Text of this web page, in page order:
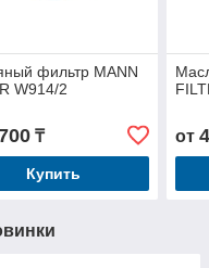
фильтр MANN
W914/2
₸
Купить
от